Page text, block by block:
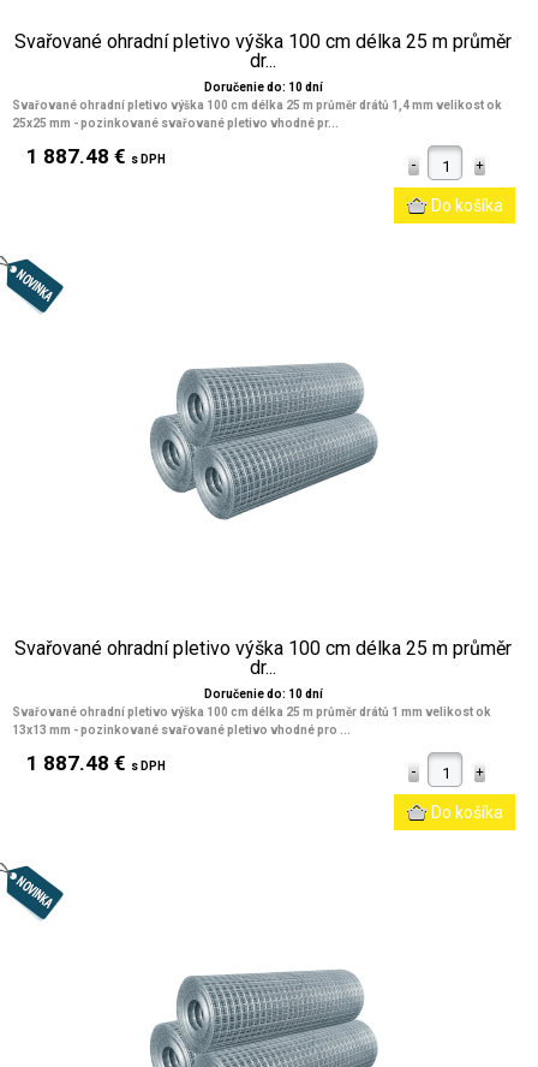
Svařované ohradní pletivo výška 100 cm délka 25 m průměr
dr...
Doručenie do: 10 dní
Svařované ohradní pletivo výška 100 cm délka 25 m průměr drátů 1,4 mm velikost ok
25x25 mm - pozinkované svařované pletivo vhodné pr...
1 887.48 € s DPH
Svařované ohradní pletivo výška 100 cm délka 25 m průměr
dr...
Doručenie do: 10 dní
Svařované ohradní pletivo výška 100 cm délka 25 m průměr drátů 1 mm velikost ok
13x13 mm - pozinkované svařované pletivo vhodné pro ...
1 887.48 € s DPH